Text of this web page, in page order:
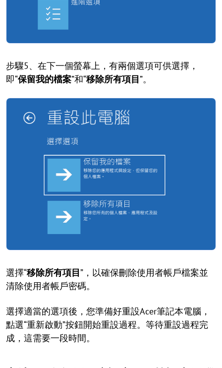
步驟5、在下一個螢幕上，有兩個選項可供選擇，
即“保留我的檔案”和“移除所有項目”。
選擇“移除所有項目”，以確保刪除使用者帳戶檔案並
清除使用者帳戶密碼。
選擇適當的選項後，您準備好重設Acer筆記本電腦，
點選“重新啟動”按鈕開始重設過程。等待重設過程完
成，這需要一段時間。